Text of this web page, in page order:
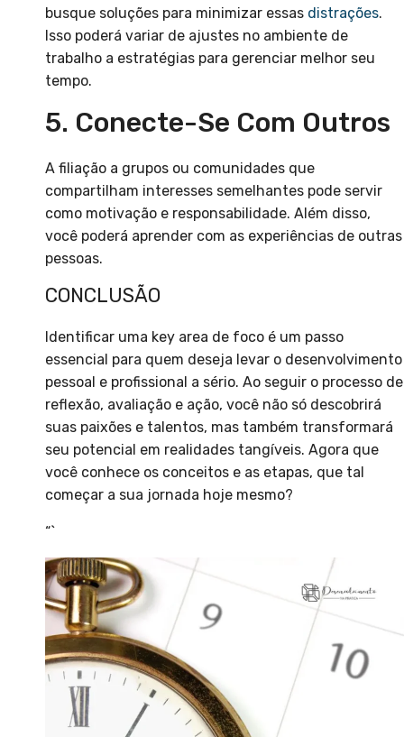
busque soluções para minimizar essas distrações.
Isso poderá variar de ajustes no ambiente de
trabalho a estratégias para gerenciar melhor seu
tempo.
5. Conecte-Se Com Outros
A filiação a grupos ou comunidades que
compartilham interesses semelhantes pode servir
como motivação e responsabilidade. Além disso,
você poderá aprender com as experiências de outras
pessoas.
CONCLUSÃO
Identificar uma key area de foco é um passo
essencial para quem deseja levar o desenvolvimento
pessoal e profissional a sério. Ao seguir o processo de
reflexão, avaliação e ação, você não só descobrirá
suas paixões e talentos, mas também transformará
seu potencial em realidades tangíveis. Agora que
você conhece os conceitos e as etapas, que tal
começar a sua jornada hoje mesmo?
“`